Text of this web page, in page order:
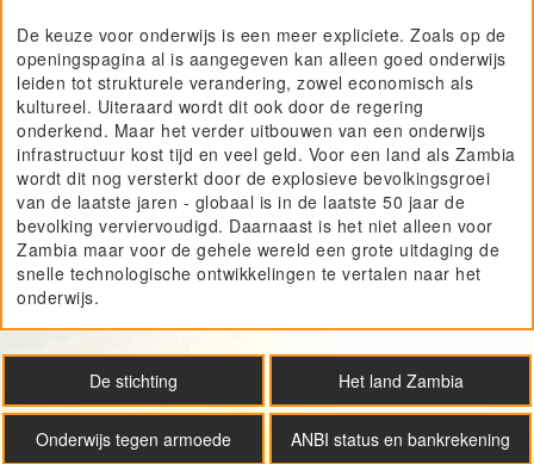
De keuze voor onderwijs is een meer expliciete. Zoals op de
openingspagina al is aangegeven kan alleen goed onderwijs
leiden tot strukturele verandering, zowel economisch als
kultureel. Uiteraard wordt dit ook door de regering
onderkend. Maar het verder uitbouwen van een onderwijs
infrastructuur kost tijd en veel geld. Voor een land als Zambia
wordt dit nog versterkt door de explosieve bevolkingsgroei
van de laatste jaren - globaal is in de laatste 50 jaar de
bevolking verviervoudigd. Daarnaast is het niet alleen voor
Zambia maar voor de gehele wereld een grote uitdaging de
snelle technologische ontwikkelingen te vertalen naar het
onderwijs.
SOZ De stichting Het land Zambia
Onderwijs tegen armoede ANBI status en bankrekening